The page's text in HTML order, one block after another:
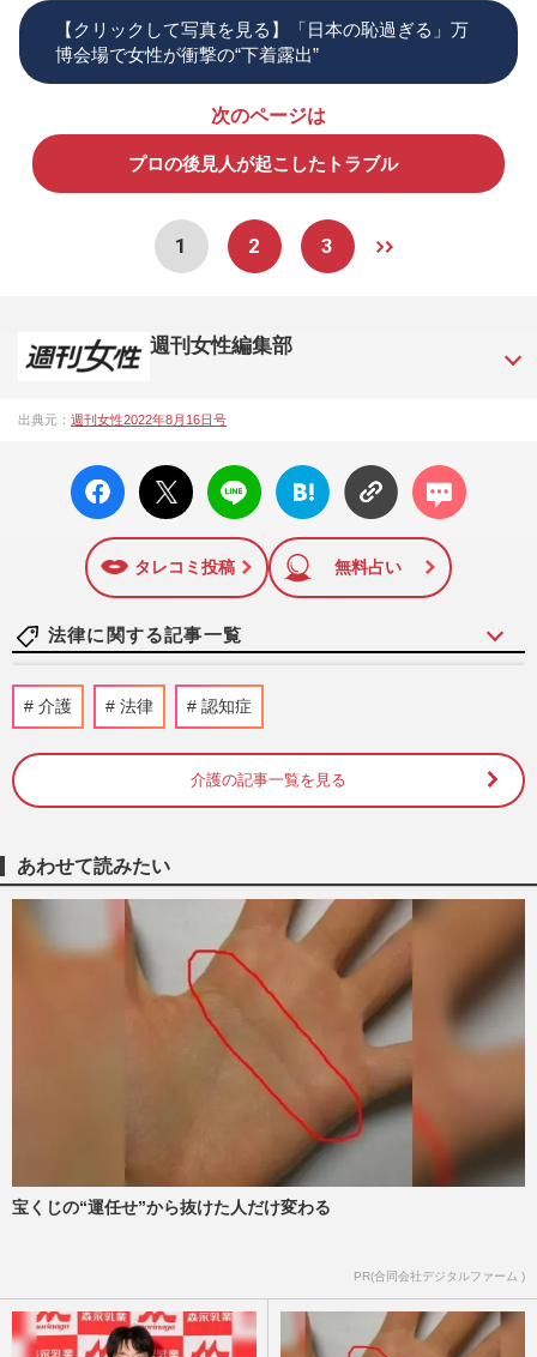
【クリックして写真を見る】「日本の恥過ぎる」万
博会場で女性が衝撃の“下着露出”
次のページは
プロの後見人が起こしたトラブル
1 2 3
週刊女性編集部
シップや事件、皇室の話題、感動ドキュメント、美容・健
12日号で「眞子さま嫁ぎ先の“義母”が抱える400万円超の“借金
トラブル”」報道をスクープ。この一報から約2か月後、宮内庁
は結婚延期を発表。同記事は2018年の「編集者が選ぶ雑誌ジ
ャーナリズム賞」大賞を受賞した。毎週火曜日発売。
出典元： 週刊女性2022年8月16日号
facebo
ok い
X ポス
ト
LINE
はてな
ブック
に追加
コメン
ト
タレコミ投稿 無料占い
法律に関する記事一覧
広島県呉市で高校生から〈自転車反則金
2000円を騙し取る〉詐欺被害が発生、警察
週刊女性PRIME 2026/4/11
棄」報道、参政党議員の問題提起に賛否も
ひろゆき氏は「頭が悪い」…
週刊女性PRIME
自転車の『交通反則通告制度』で相次ぐ
《青切符切られた》真偽不明のSNS投稿、
「4月1日」エイプリルフール…
週刊女性PRIME
4月から適用の自転車ルール“違反113項
目”に批判殺到、求められる専用レーン整
備と「LUUPの取り締まり」
週刊女性PRIME
自転車にも導入される『交通反則通告制
すぐ青切符」ではない実情と…
週刊女性PRIME 2026/3/30
介護 法律 認知症
介護の記事一覧を見る
あわせて読みたい
宝くじの“運任せ”から抜けた人だけ変わる
PR(合同会社デジタルファーム )